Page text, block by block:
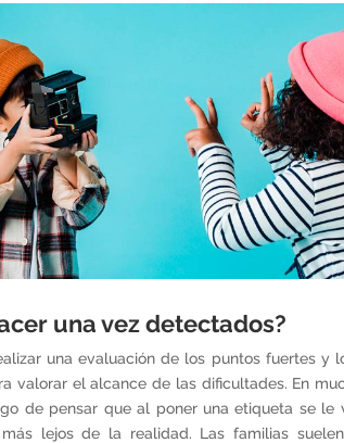
una vez detectados?
una evaluación de los puntos fuertes y
valorar el alcance de las dificultades. En
de pensar que al poner una etiqueta se le
lejos de la realidad. Las familias